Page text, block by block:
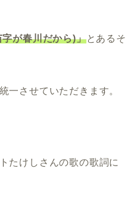
が春川だから)」とあるそ
一させていただきます。
たけしさんの歌の歌詞に